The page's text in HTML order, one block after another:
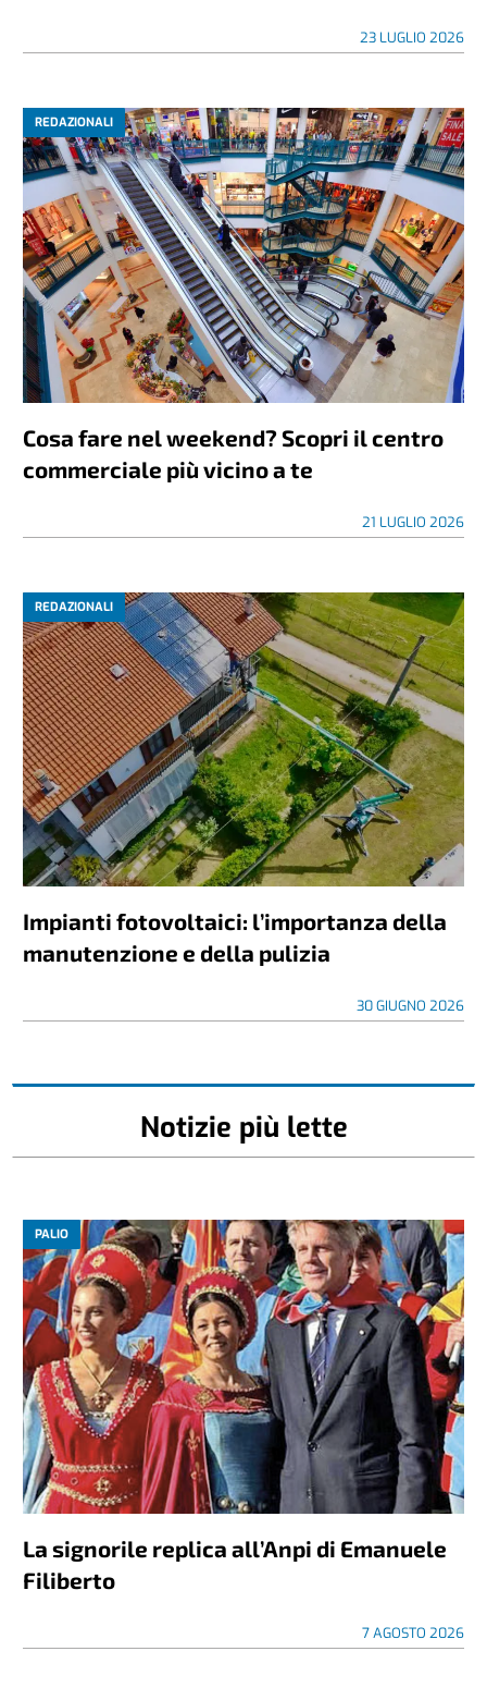
23 LUGLIO 2026
REDAZIONALI
Cosa fare nel weekend? Scopri il centro
commerciale più vicino a te
21 LUGLIO 2026
REDAZIONALI
Impianti fotovoltaici: l’importanza della
manutenzione e della pulizia
30 GIUGNO 2026
Notizie più lette
PALIO
La signorile replica all’Anpi di Emanuele
Filiberto
7 AGOSTO 2026